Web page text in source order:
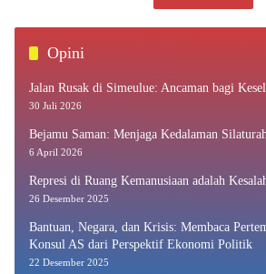
Opini
Jalan Rusak di Simeulue: Ancaman bagi
30 Juli 2026
Bejamu Saman: Menjaga Kedalaman
6 April 2026
Represi di Ruang Kemanusiaan adalah
26 Desember 2025
Bantuan, Negara, dan Krisis: Membaca
Konsul AS dari Perspektif Ekonomi Politik
22 Desember 2025